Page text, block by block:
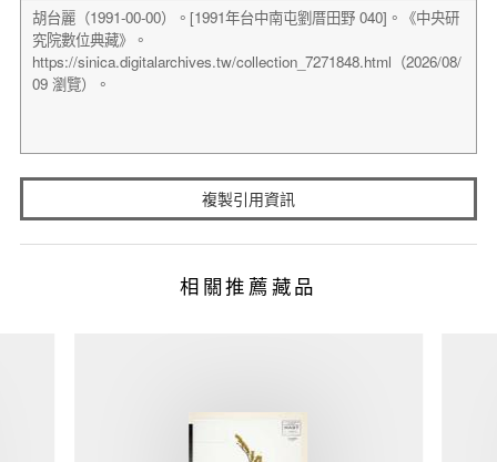
複製引用資訊
相關推薦藏品